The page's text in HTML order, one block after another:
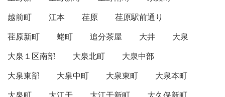
越前町
江本 荏原
荏原駅前通り
荏原新町
蛯町 追分茶屋 大井
大泉
大泉１区南部
大泉北町
大泉中部
大泉東部
大泉中町 大泉東町
大泉本町